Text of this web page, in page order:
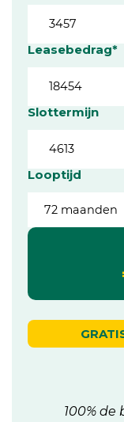
Leasebedrag*
Slottermijn
Looptijd
100%